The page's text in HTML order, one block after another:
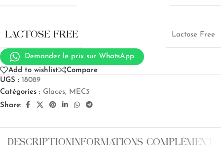
LACTOSE FREE Lactose Free
Demander le prix sur WhatsApp
Add to wishlist
Compare
UGS : 18089
Catégories : Glaces, MEC3
Share:
DESCRIPTIONINFORMATIONS